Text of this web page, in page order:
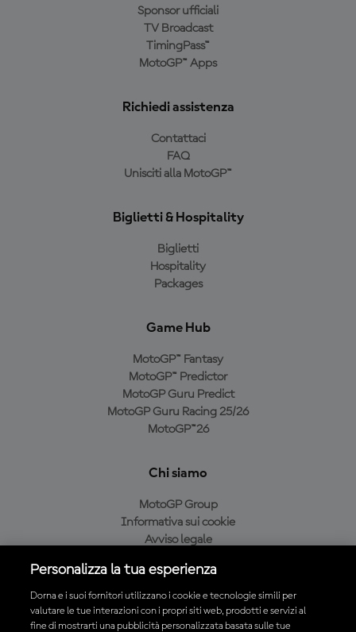
Sponsor ufficiali
TV Broadcast
TimingPass™
MotoGP™ Apps
Richiedi assistenza
Contattaci
FAQ
Unisciti alla MotoGP™
Biglietti & Hospitality
Biglietti
Hospitality
Packages
Game Hub
MotoGP™ Fantasy
MotoGP™ Predictor
MotoGP Guru Predict
MotoGP Guru Racing 25/26
MotoGP™26
Chi siamo
MotoGP Group
Informativa sui cookie
Avviso legale
Condizioni di acquisto
Personalizza la tua esperienza
Dorna e i suoi fornitori utilizzano i cookie e tecnologie simili per
valutare le tue interazioni con i propri siti web, prodotti e servizi al
fine di mostrarti una pubblicità personalizzata basata sulle tue